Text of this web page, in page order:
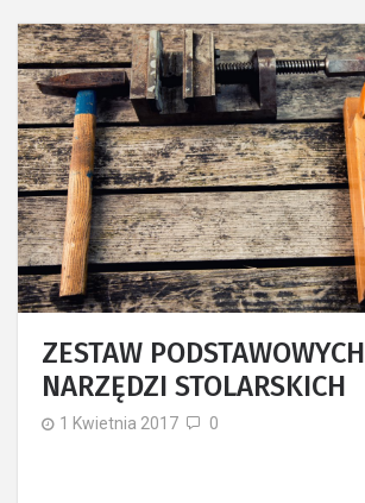
ZESTAW PODSTAWOWYCH
NARZĘDZI STOLARSKICH
1 Kwietnia 2017 0